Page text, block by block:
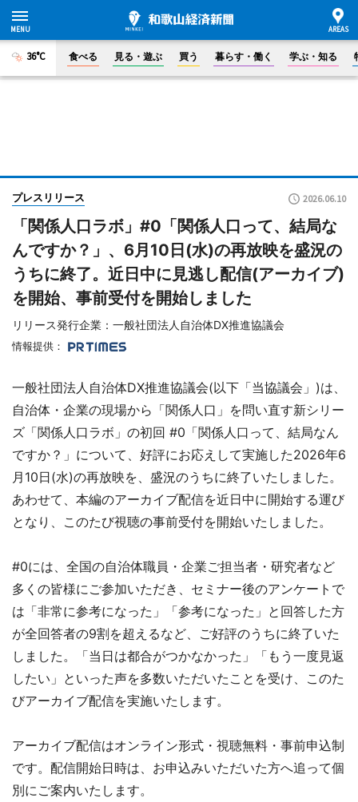
36°C 食べる 見る・遊ぶ 買う 暮らす・働く 学ぶ・知る
プレスリリース 2026.06.10
「関係人口ラボ」#0「関係人口って、結局な
んですか？」、6月10日(水)の再放映を盛況の
うちに終了。近日中に見逃し配信(アーカイブ)
を開始、事前受付を開始しました
リリース発行企業：一般社団法人自治体DX推進協議会
情報提供：
一般社団法人自治体DX推進協議会(以下「当協議会」)は、
自治体・企業の現場から「関係人口」を問い直す新シリー
ズ「関係人口ラボ」の初回 #0「関係人口って、結局なん
ですか？」について、好評にお応えして実施した2026年6
月10日(水)の再放映を、盛況のうちに終了いたしました。
あわせて、本編のアーカイブ配信を近日中に開始する運び
となり、このたび視聴の事前受付を開始いたしました。
#0には、全国の自治体職員・企業ご担当者・研究者など
多くの皆様にご参加いただき、セミナー後のアンケートで
は「非常に参考になった」「参考になった」と回答した方
が全回答者の9割を超えるなど、ご好評のうちに終了いた
しました。「当日は都合がつかなかった」「もう一度見返
したい」といった声を多数いただいたことを受け、このた
びアーカイブ配信を実施いたします。
アーカイブ配信はオンライン形式・視聴無料・事前申込制
です。配信開始日時は、お申込みいただいた方へ追って個
別にご案内いたします。